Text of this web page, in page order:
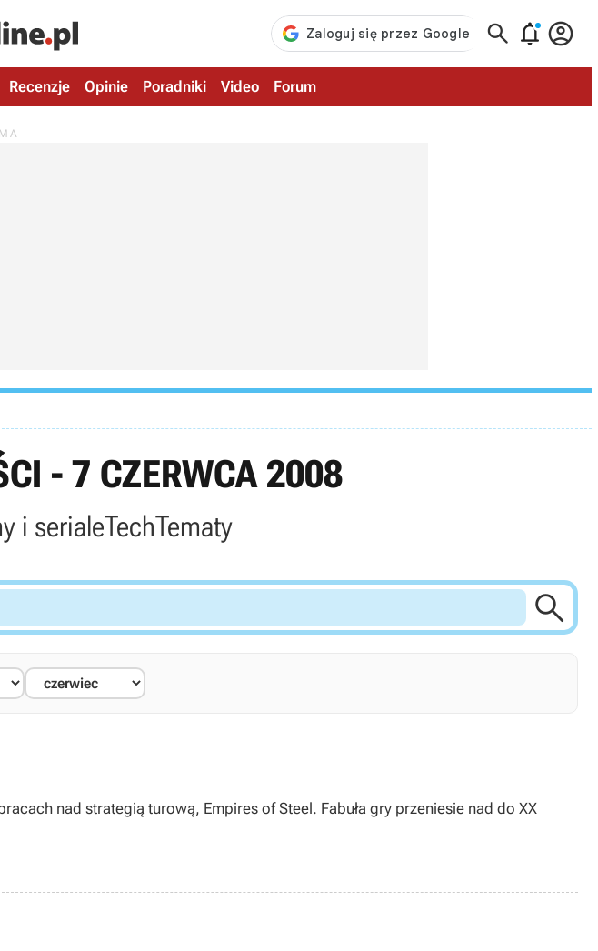
  
Recenzje Opinie Poradniki Video Forum
- 7 CZERWCA 2008
i serialeTechTematy

nad strategią turową, Empires of Steel. Fabuła gry przeniesie nad do XX